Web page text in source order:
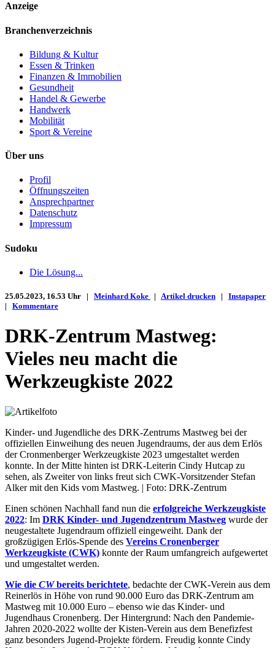
Anzeige
Branchenverzeichnis
Bildung & Kultur
Essen & Trinken
Finanzen & Immobilien
Gesundheit
Handel & Gewerbe
Handwerk
Mobilität
Sport & Vereine
Über uns
Profil
Öffnungszeiten
Ansprechpartner
Datenschutz
Impressum
Sudoku
Die Lösung...
25.05.2023, 16.53 Uhr | Meinhard Koke | Artikel drucken | Instapaper
| Kommentare
DRK-Zentrum Mastweg:
Vieles neu macht die
Werkzeugkiste 2022
Kinder- und Jugendliche des DRK-Zentrums Mastweg bei der
offiziellen Einweihung des neuen Jugendraums, der aus dem Erlös
der Cronmenberger Werkzeugkiste 2023 umgestaltet werden
konnte. In der Mitte hinten ist DRK-Leiterin Cindy Hutcap zu
sehen, als Zweiter von links freut sich CWK-Vorsitzender Stefan
Alker mit den Kids vom Mastweg. | Foto: DRK-Zentrum
Einen schönen Nachhall fand nun die erfolgreiche Werkzeugkiste
2022: Im DRK Kinder- und Jugendzentrum Mastweg wurde der
neugestaltete Jugendraum offiziell eingeweiht. Dank der
großzügigen Erlös-Spende des Vereins Cronenberger
Werkzeugkiste (CWK) konnte der Raum umfangreich aufgewertet
und umgestaltet werden.
Wie die CWbereits berichtete, bedachte der CWK-Verein aus dem
Reinerlös in Höhe von rund 90.000 Euro das DRK-Zentrum am
Mastweg mit 10.000 Euro – ebenso wie das Kinder- und
Jugendhaus Cronenberg. Der Hintergrund: Nach den Pandemie-
Jahren 2020-2022 wollte der Kisten-Verein aus dem Benefizfest
ganz besonders Jugend-Projekte fördern. Freudig konnte Cindy